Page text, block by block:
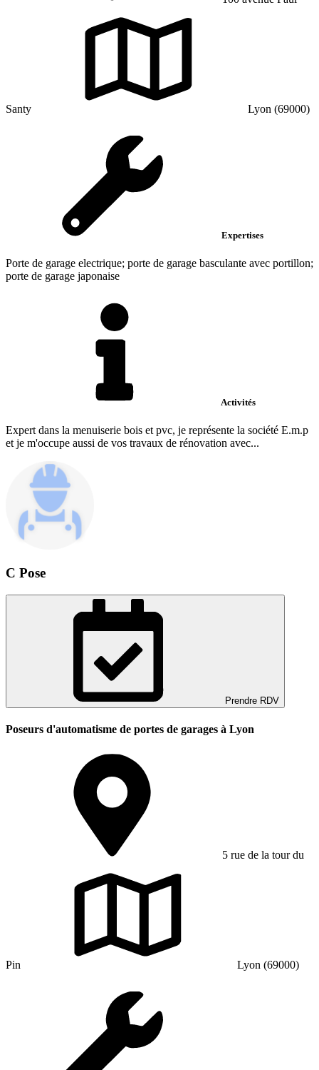
Santy Lyon (69000)
Expertises
Porte de garage electrique; porte de garage basculante avec portillon;
porte de garage japonaise
Activités
Expert dans la menuiserie bois et pvc, je représente la société E.m.p
et je m'occupe aussi de vos travaux de rénovation avec...
C Pose
Prendre RDV
Poseurs d'automatisme de portes de garages à Lyon
5 rue de la tour du
Pin Lyon (69000)